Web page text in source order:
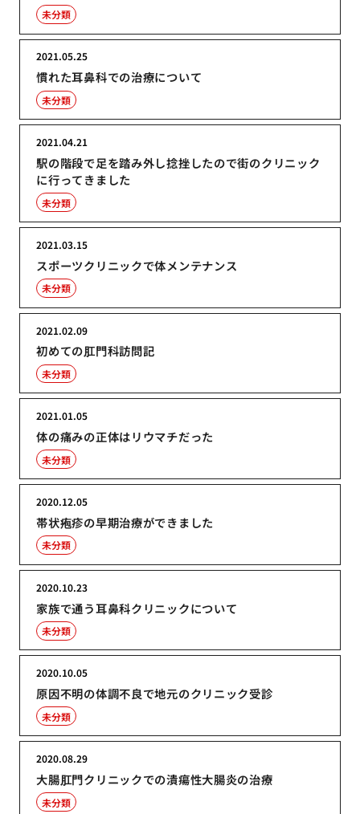
未分類
慣れた耳鼻科での治療について
2021.05.25
未分類
駅の階段で足を踏み外し捻挫したので街のクリニック
に行ってきました
2021.04.21
未分類
スポーツクリニックで体メンテナンス
2021.03.15
未分類
初めての肛門科訪問記
2021.02.09
未分類
体の痛みの正体はリウマチだった
2021.01.05
未分類
帯状疱疹の早期治療ができました
2020.12.05
未分類
家族で通う耳鼻科クリニックについて
2020.10.23
未分類
原因不明の体調不良で地元のクリニック受診
2020.10.05
未分類
大腸肛門クリニックでの潰瘍性大腸炎の治療
2020.08.29
未分類